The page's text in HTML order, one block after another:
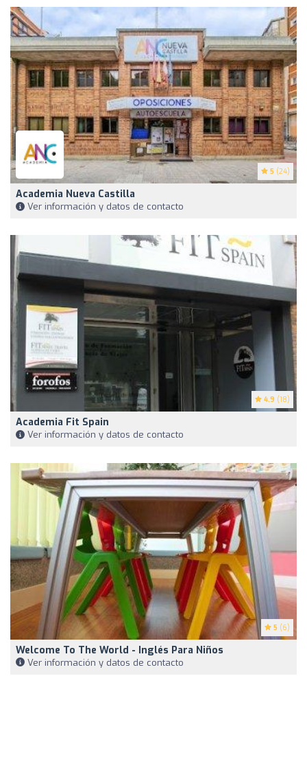
5 (24)
Academia Nueva Castilla
Ver información y datos de contacto
4.9 (18)
Academia Fit Spain
Ver información y datos de contacto
5 (6)
Welcome To The World - Inglés Para Niños
Ver información y datos de contacto